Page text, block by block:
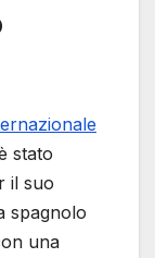
stato
il suo
spagnolo
una